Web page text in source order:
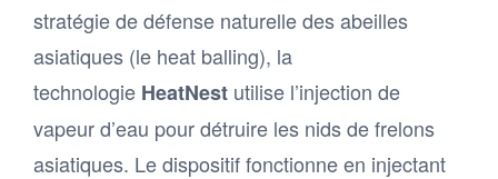
stratégie de défense naturelle des abeilles
asiatiques (le heat balling), la
technologie HeatNest utilise l’injection de
vapeur d’eau pour détruire les nids de frelons
asiatiques. Le dispositif fonctionne en injectant